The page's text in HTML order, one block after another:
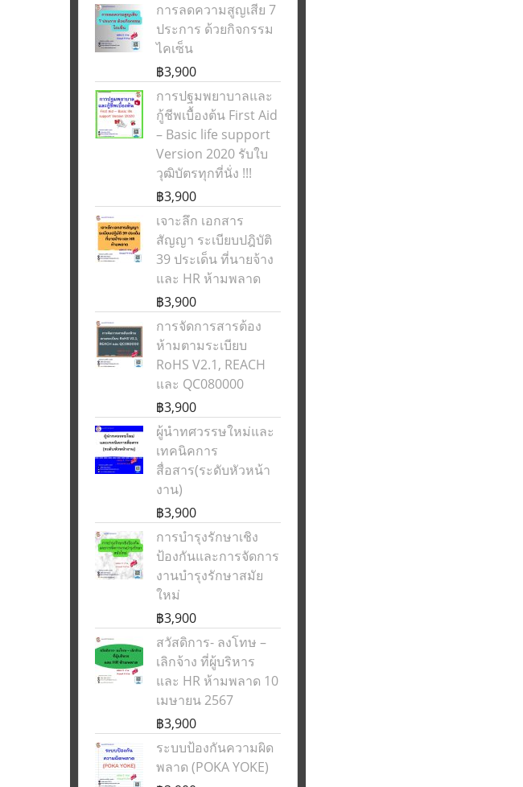
การลดความสูญเสีย 7
ประการ ด้วยกิจกรรม
ไคเซ็น
฿3,900
การปฐมพยาบาลและ
กู้ชีพเบื้องต้น First Aid
– Basic life support
Version 2020 รับใบ
วุฒิบัตรทุกที่นั่ง !!!
฿3,900
เจาะลึก เอกสาร
สัญญา ระเบียบปฎิบัติ
39 ประเด็น ที่นายจ้าง
และ HR ห้ามพลาด
฿3,900
การจัดการสารต้อง
ห้ามตามระเบียบ
RoHS V2.1, REACH
และ QC080000
฿3,900
ผู้นำทศวรรษใหม่และ
เทคนิคการ
สื่อสาร(ระดับหัวหน้า
งาน)
฿3,900
การบำรุงรักษาเชิง
ป้องกันและการจัดการ
งานบำรุงรักษาสมัย
ใหม่
฿3,900
สวัสดิการ- ลงโทษ –
เลิกจ้าง ที่ผู้บริหาร
และ HR ห้ามพลาด 10
เมษายน 2567
฿3,900
ระบบป้องกันความผิด
พลาด (POKA YOKE)